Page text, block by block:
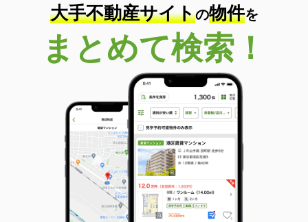
大手不動産サイトの物件を
まとめて検索！